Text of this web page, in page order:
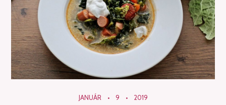
JANUÁR 9 2019